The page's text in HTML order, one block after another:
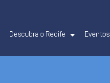
Descubra o Recife Eventos